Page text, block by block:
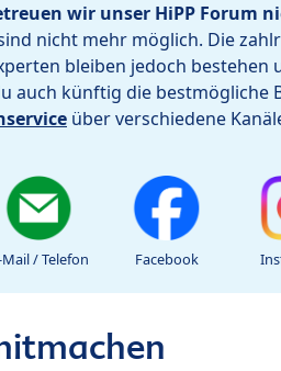
wir unser HiPP Forum
nicht mehr möglich. Die
bleiben jedoch bestehen
auch künftig die bestmögliche
über verschiedene
Mail / Telefon Facebook